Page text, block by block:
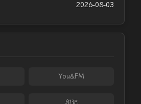
2026-08-03
You&FM
印记